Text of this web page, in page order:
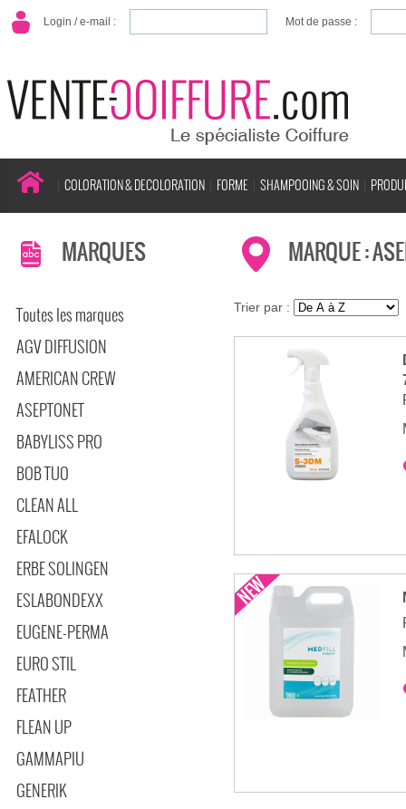
Login / e-mail : Mot de passe :
COLORATION & DECOLORATION FORME SHAMPOOING & SOIN
MARQUES
Toutes les marques
AGV DIFFUSION
AMERICAN CREW
ASEPTONET
BABYLISS PRO
BOB TUO
CLEAN ALL
EFALOCK
ERBE SOLINGEN
ESLABONDEXX
EUGENE-PERMA
EURO STIL
FEATHER
FLEAN UP
GAMMAPIU
GENERIK
MARQUE :
Trier par :